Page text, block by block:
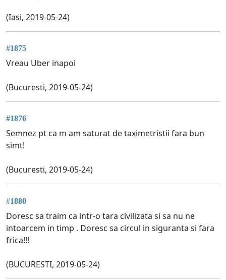
(Iasi, 2019-05-24)
#1875
Vreau Uber inapoi
(Bucuresti, 2019-05-24)
#1876
Semnez pt ca m am saturat de taximetristii fara bun
simt!
(Bucuresti, 2019-05-24)
#1880
Doresc sa traim ca intr-o tara civilizata si sa nu ne
intoarcem in timp . Doresc sa circul in siguranta si fara
frica!!!
(BUCURESTI, 2019-05-24)